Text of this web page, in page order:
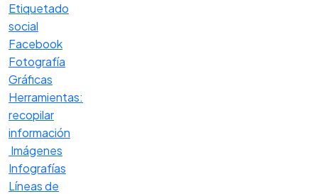
Etiquetado
social
Facebook
Fotografía
Gráficas
Herramientas:
recopilar
información
Imágenes
Infografías
Líneas de